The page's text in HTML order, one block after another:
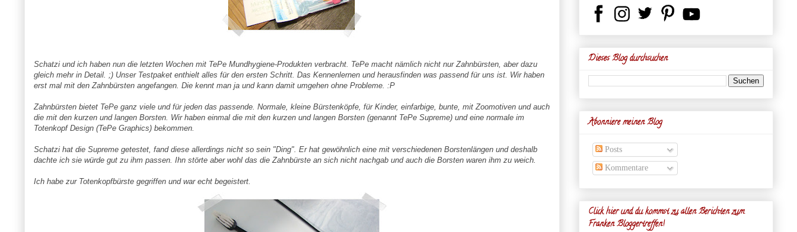
Schatziund ich haben nun die letzten Wochen mit TePeMundhygiene-Produkten verbracht. TePemacht nämlich nicht nur Zahnbürsten, aber dazu
gleich mehr in Detail. ;) Unser Testpaket enthielt alles für den ersten Schritt. Das Kennenlernen und herausfinden was passend für uns ist. Wir haben
erst mal mit denZahnbürstenangefangen. Die kennt man ja und kann damit umgehen ohne Probleme. :P
Zahnbürsten bietet TePeganz viele und für jeden das passende. Normale, kleine Bürstenköpfe, für Kinder, einfarbige, bunte, mit Zoomotiven und auch
die mit den kurzen und langen Borsten. Wir haben einmal die mit den kurzen und langen Borsten (genannt TePe Supreme) und eine normale im
Totenkopf Design (TePe Graphics) bekommen.
Schatzihat die Supremegetestet, fand diese allerdings nicht so sein "Ding". Er hat gewöhnlich eine mit verschiedenen Borstenlängen und deshalb
dachte ich sie würde gut zu ihm passen. Ihn störte aber wohl das dieZahnbürstean sich nicht nachgab und auch die Borsten waren ihm zu weich.
Ich habe zur Totenkopfbürste gegriffen und war echt begeistert.
Dieses Blog durchsuchen
Abonniere meinen Blog
Posts
Kommentare
Click hier und du kommst zu allen Berichten zum
Franken Bloggertreffen!